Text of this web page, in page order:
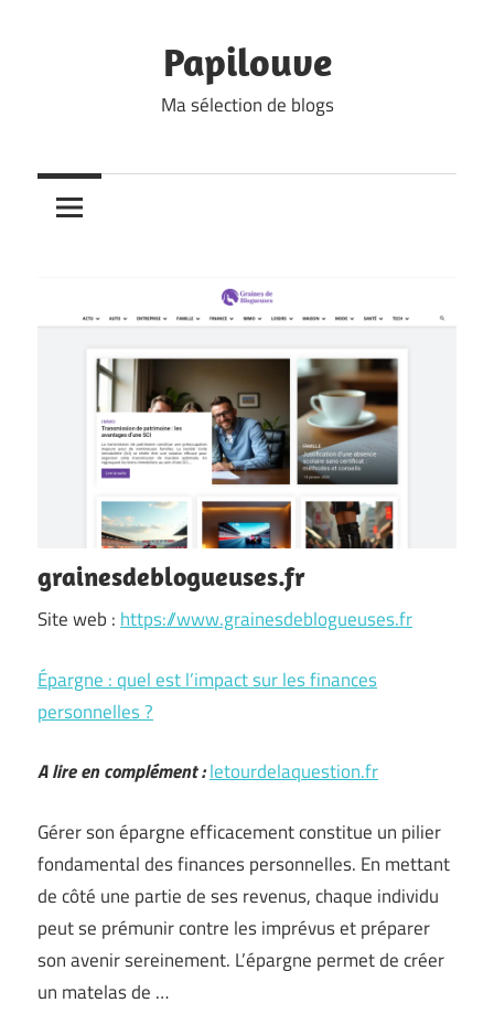
Papilouve
Ma sélection de blogs
grainesdeblogueuses.fr
Site web : https://www.grainesdeblogueuses.fr
Épargne : quel est l’impact sur les finances
personnelles ?
A lire en complément :letourdelaquestion.fr
Gérer son épargne efficacement constitue un pilier
fondamental des finances personnelles. En mettant
de côté une partie de ses revenus, chaque individu
peut se prémunir contre les imprévus et préparer
son avenir sereinement. L’épargne permet de créer
un matelas de …